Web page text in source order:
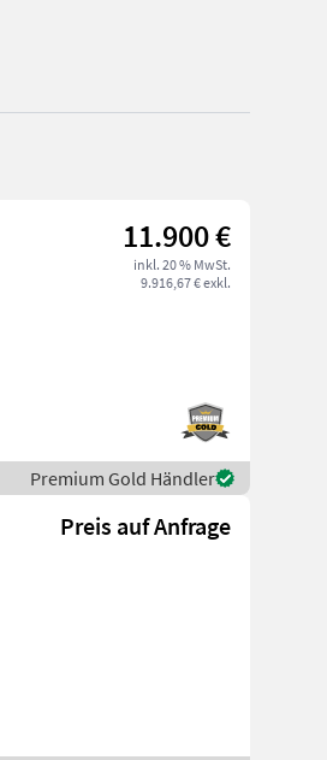
11.900 €
inkl. 20 % MwSt.
9.916,67 € exkl.
Premium Gold Händler
Preis auf Anfrage